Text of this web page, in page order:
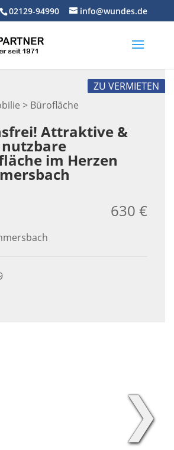
02129-94990 info@wundes.de
> Bürofläche
ZU VERMIETEN
Attraktive &
im Herzen
630 €
❯